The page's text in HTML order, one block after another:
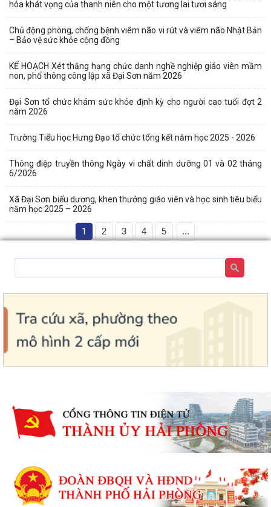
hóa khát vọng của thanh niên cho một tương lai tươi sáng
Chủ động phòng, chống bệnh viêm não vi rút và viêm não Nhật Bản
– Bảo vệ sức khỏe cộng đồng
KẾ HOẠCH Xét thăng hạng chức danh nghề nghiệp giáo viên mầm
non, phổ thông công lập xã Đại Sơn năm 2026
Đại Sơn tổ chức khám sức khỏe định kỳ cho người cao tuổi đợt 2
năm 2026
Trường Tiểu học Hưng Đạo tổ chức tổng kết năm học 2025 - 2026
Thông điệp truyền thông Ngày vi chất dinh dưỡng 01 và 02 tháng
6/2026
Xã Đại Sơn biểu dương, khen thưởng giáo viên và học sinh tiêu biểu
năm học 2025 – 2026
1 2 3 4 5 ...